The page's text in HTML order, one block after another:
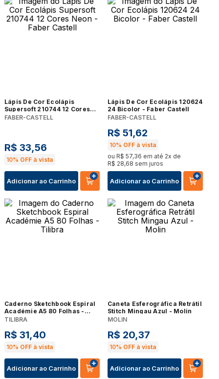
Lápis De Cor Ecolápis
Supersoft 210744 12 Cores
Neon - Faber Castell
FABER-CASTELL
R$ 33,56
10% OFF à vista
Adicionar ao Carrinho
Lápis De Cor Ecolápis 120624
24 Bicolor - Faber Castell
FABER-CASTELL
R$ 51,62
10% OFF à vista
ou R$ 57,36 em até 2x de
R$ 28,68 sem juros
Adicionar ao Carrinho
Caderno Sketchbook Espiral
Académie A5 80 Folhas -
Tilibra
TILIBRA
R$ 31,40
10% OFF à vista
Adicionar ao Carrinho
Caneta Esferográfica Retrátil
Stitch Mingau Azul - Molin
MOLIN
R$ 20,37
10% OFF à vista
Adicionar ao Carrinho